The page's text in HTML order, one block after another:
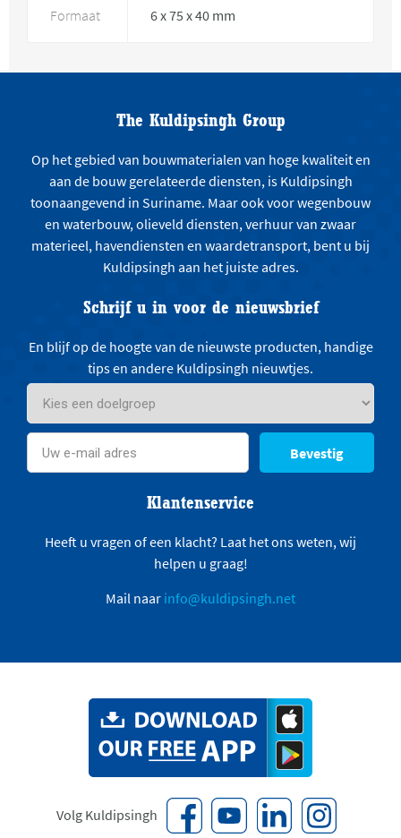
Formaat 6 x 75 x 40 mm
The Kuldipsingh Group
Op het gebied van bouwmaterialen van hoge kwaliteit en
aan de bouw gerelateerde diensten, is Kuldipsingh
toonaangevend in Suriname. Maar ook voor wegenbouw
en waterbouw, olieveld diensten, verhuur van zwaar
materieel, havendiensten en waardetransport, bent u bij
Kuldipsingh aan het juiste adres.
Schrijf u in voor de nieuwsbrief
En blijf op de hoogte van de nieuwste producten, handige
tips en andere Kuldipsingh nieuwtjes.
Bevestig
Klantenservice
Heeft u vragen of een klacht? Laat het ons weten, wij
helpen u graag!
Mail naar info@kuldipsingh.net
Volg Kuldipsingh